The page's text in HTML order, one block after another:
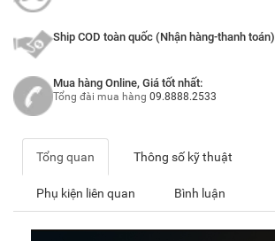
Ship COD toàn quốc (Nhận hàng-thanh toán)
Mua hàng Online, Giá tốt nhất:
Tổng đài mua hàng 09.8888.2533
Tổng quan Thông số kỹ thuật
Phụ kiện liên quan Bình luận